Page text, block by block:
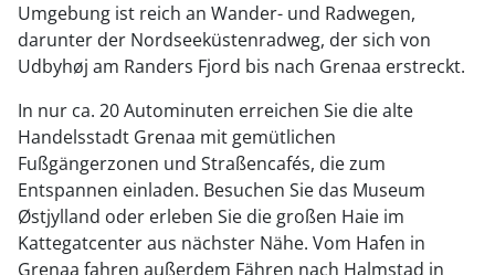
Umgebung ist reich an Wander- und Radwegen,
darunter der Nordseeküstenradweg, der sich von
Udbyhøj am Randers Fjord bis nach Grenaa erstreckt.
In nur ca. 20 Autominuten erreichen Sie die alte
Handelsstadt Grenaa mit gemütlichen
Fußgängerzonen und Straßencafés, die zum
Entspannen einladen. Besuchen Sie das Museum
Østjylland oder erleben Sie die großen Haie im
Kattegatcenter aus nächster Nähe. Vom Hafen in
Grenaa fahren außerdem Fähren nach Halmstad in